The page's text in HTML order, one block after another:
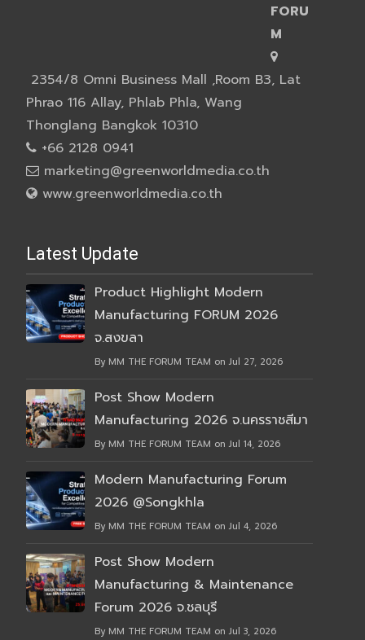
FORU
M
2354/8 Omni Business Mall ,Room B3, Lat
Phrao 116 Allay, Phlab Phla, Wang
Thonglang Bangkok 10310
+66 2128 0941
marketing@greenworldmedia.co.th
www.greenworldmedia.co.th
Latest Update
Product Highlight Modern
Manufacturing FORUM 2026
จ.สงขลา
By MM THE FORUM TEAM on Jul 27, 2026
Post Show Modern
Manufacturing 2026 จ.นครราชสีมา
By MM THE FORUM TEAM on Jul 14, 2026
Modern Manufacturing Forum
2026 @Songkhla
By MM THE FORUM TEAM on Jul 4, 2026
Post Show Modern
Manufacturing & Maintenance
Forum 2026 จ.ชลบุรี
By MM THE FORUM TEAM on Jul 3, 2026